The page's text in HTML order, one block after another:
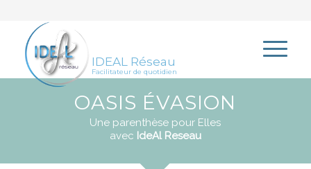
IDEAL Réseau
Facilitateur de quotidien
OASIS ÉVASION
Une parenthèse pour Elles
avec IdeAl Reseau